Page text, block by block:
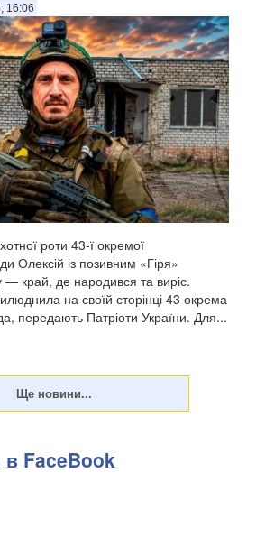
16:06
роти 43-ї окремої
Олексій із позивним «Гіря»
край, де народився та виріс.
на своїй сторінці 43 окрема
передають Патріоти України. Для...
в FaceBook